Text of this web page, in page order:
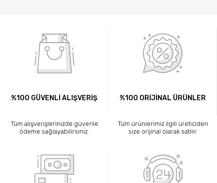
%100 GÜVENLİ ALIŞVERİŞ
Tüm alışverişlerinizde güvenle
ödeme sağlayabilirsiniz.
%100 ORİJİNAL ÜRÜNLER
Tüm ürünlerimiz ilgili üreticiden
size orijinal olarak satılır.